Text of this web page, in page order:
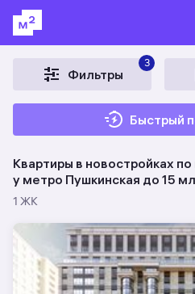
Фильтры
3
Быстрый
Квартиры в новостройках
у метро Пушкинская до 15
1 ЖК